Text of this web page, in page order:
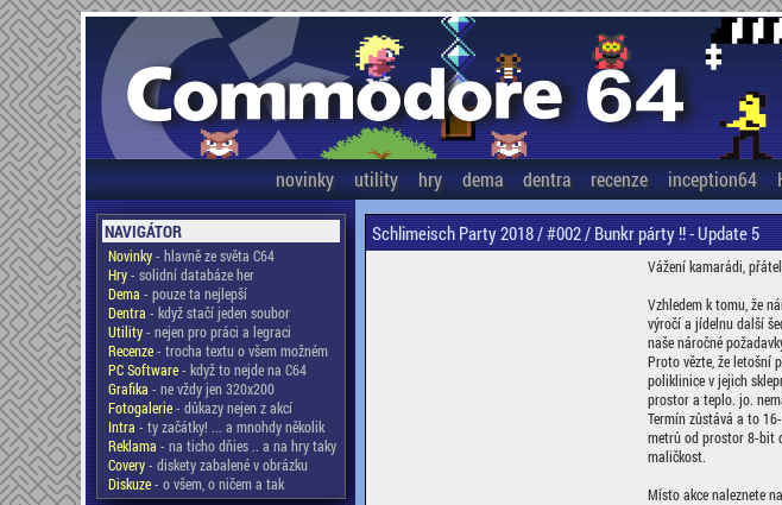
novinky utility hry dema dentra recenze inception64
NAVIGÁTOR
Novinky- hlavně ze světa C64
Hry- solidní databáze her
Dema - pouze ta nejlepší
Dentra - když stačí jeden soubor
Utility- nejen pro práci a legraci
Recenze- trocha textu o všem možném
PC Software- když to nejde na C64
Grafika - ne vždy jen 320x200
Fotogalerie- důkazy nejen z akcí
Intra - ty začátky! ... a mnohdy několik
Reklama - na ticho dňies .. a na hry taky
Covery- diskety zabalené v obrázku
Diskuze- o všem, o ničem a tak
Schlimeisch Party 2018 / #002 / Bunkr párty !! - Update 5
Vážení kamarádi,
Vzhledem k tomu, že
výročí a jídelnu další
naše náročné
Proto vězte, že letošní
poliklinice v jejich
prostor a teplo. jo.
Termín zůstává a to
metrů od prostor 8-bit
maličkost.
Místo akce naleznete